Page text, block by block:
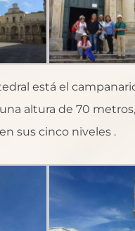
está el
altura de 70
sus cinco niveles .